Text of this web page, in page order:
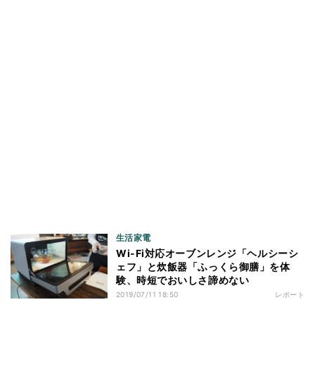
生活家電
Wi-Fi対応オーブンレンジ「ヘルシーシ
ェフ」と炊飯器「ふっくら御膳」を体
験、時短でおいしさ諦めない
2019/07/11 18:50 レポート